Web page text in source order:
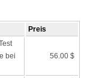
Preis
bei
56.00 $